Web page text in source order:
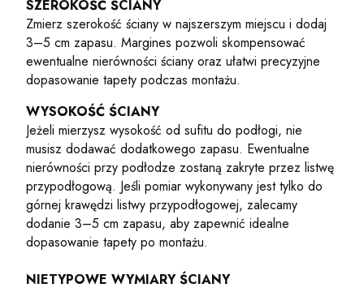
SZEROKOŚĆ ŚCIANY
Zmierz szerokość ściany w najszerszym miejscu i dodaj
3–5 cm zapasu. Margines pozwoli skompensować
ewentualne nierówności ściany oraz ułatwi precyzyjne
dopasowanie tapety podczas montażu.
WYSOKOŚĆ ŚCIANY
Jeżeli mierzysz wysokość od sufitu do podłogi, nie
musisz dodawać dodatkowego zapasu. Ewentualne
nierówności przy podłodze zostaną zakryte przez listwę
przypodłogową. Jeśli pomiar wykonywany jest tylko do
górnej krawędzi listwy przypodłogowej, zalecamy
dodanie 3–5 cm zapasu, aby zapewnić idealne
dopasowanie tapety po montażu.
NIETYPOWE WYMIARY ŚCIANY